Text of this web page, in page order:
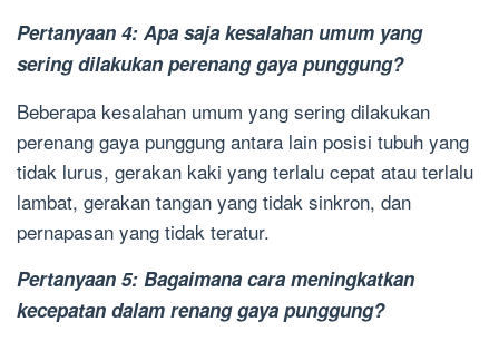
Pertanyaan 4: Apa saja kesalahan umum yang
sering dilakukan perenang gaya punggung?
Beberapa kesalahan umum yang sering dilakukan
perenang gaya punggung antara lain posisi tubuh yang
tidak lurus, gerakan kaki yang terlalu cepat atau terlalu
lambat, gerakan tangan yang tidak sinkron, dan
pernapasan yang tidak teratur.
Pertanyaan 5: Bagaimana cara meningkatkan
kecepatan dalam renang gaya punggung?